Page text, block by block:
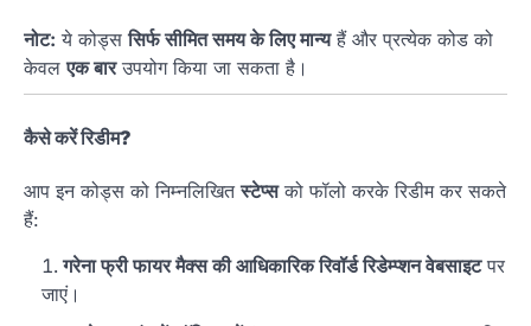
नोट: ये कोड्ससिर्फ सीमित समय के लिए मान्यहैं और प्रत्येक कोड को
केवलएक बारउपयोग किया जा सकता है।
कैसे करें रिडीम?
आप इन कोड्स को निम्नलिखितस्टेप्सको फॉलो करके रिडीम कर सकते
हैं:
गरेना फ्री फायर मैक्स की आधिकारिक रिवॉर्ड रिडेम्प्शन वेबसाइटपर
जाएं।